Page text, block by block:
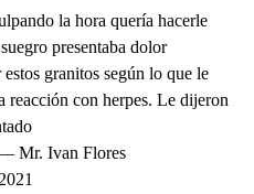
la hora quería hacerle
presentaba dolor
granitos según lo que le
reacción con herpes. Le dijeron
Mr. Ivan Flores